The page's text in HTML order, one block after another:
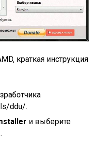
краткая инструкция
ddu/.
и выберите